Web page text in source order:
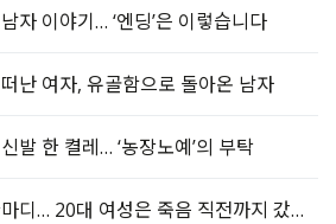
자 이야기… ‘엔딩’은 이렇습니다
난 여자, 유골함으로 돌아온 남자
발 한 켤레… ‘농장노예’의 부탁
무서운 말 한마디… 20대 여성은 죽음 직전까지 갔다